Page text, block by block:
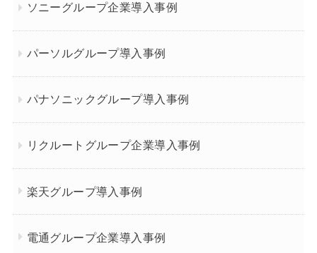
ソニーグループ企業導入事例
パーソルグループ導入事例
パナソニックグループ導入事例
リクルートグループ企業導入事例
楽天グループ導入事例
電通グループ企業導入事例